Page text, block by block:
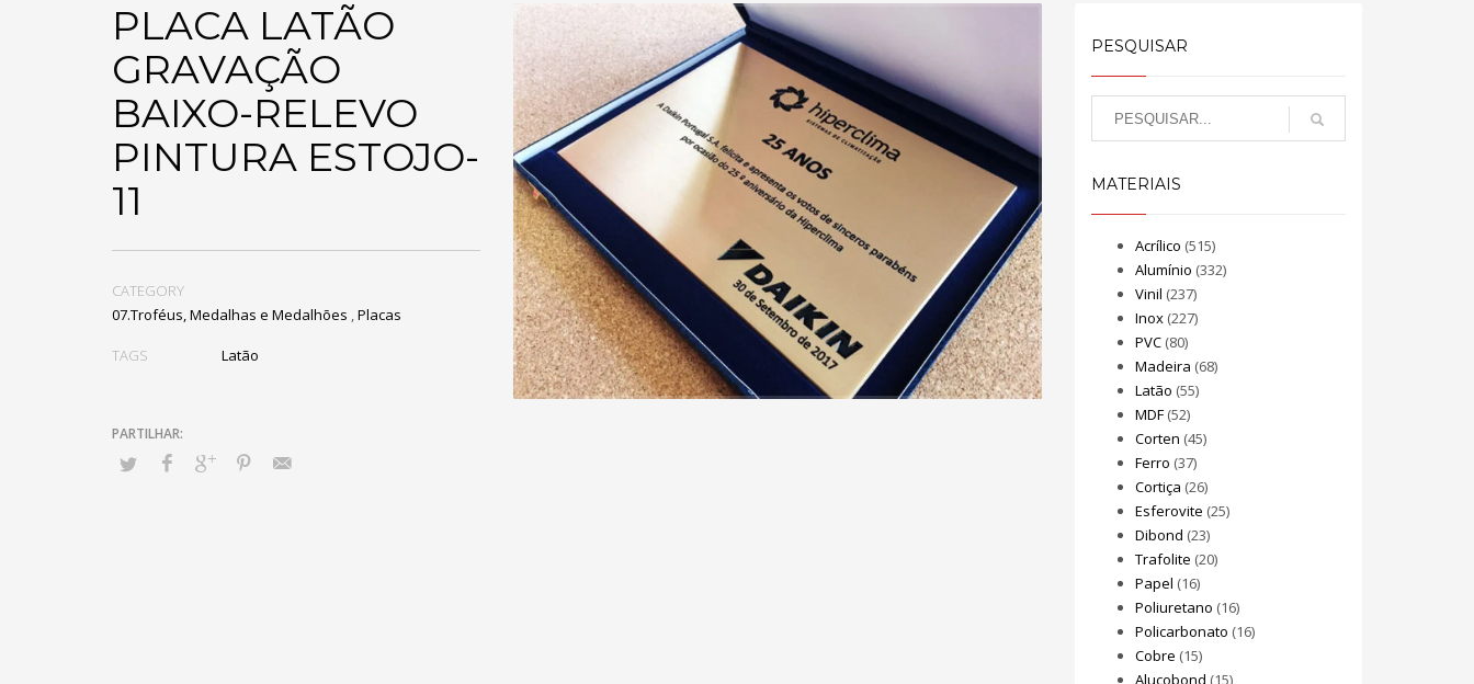
PLACA LATÃO
GRAVAÇÃO
BAIXO-RELEVO
PINTURA ESTOJO-
11
CATEGORY
07.Troféus, Medalhas e Medalhões ,Placas
TAGS Latão
PESQUISAR
MATERIAIS
Acrílico (515)
Alumínio (332)
Vinil (237)
Inox(227)
PVC(80)
Madeira (68)
Latão (55)
MDF(52)
Corten (45)
Ferro (37)
Cortiça (26)
Esferovite (25)
Dibond (23)
Trafolite (20)
Papel (16)
Poliuretano (16)
Policarbonato (16)
Cobre (15)
Alucobond (15)